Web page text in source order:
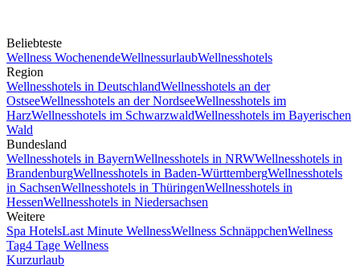
Beliebteste
Wellness WochenendeWellnessurlaubWellnesshotels
Region
Wellnesshotels in DeutschlandWellnesshotels an der
OstseeWellnesshotels an der NordseeWellnesshotels im
HarzWellnesshotels im SchwarzwaldWellnesshotels im Bayerischen
Wald
Bundesland
Wellnesshotels in BayernWellnesshotels in NRWWellnesshotels in
BrandenburgWellnesshotels in Baden-WürttembergWellnesshotels
in SachsenWellnesshotels in ThüringenWellnesshotels in
HessenWellnesshotels in Niedersachsen
Weitere
Spa HotelsLast Minute WellnessWellness SchnäppchenWellness
Tag4 Tage Wellness
Kurzurlaub